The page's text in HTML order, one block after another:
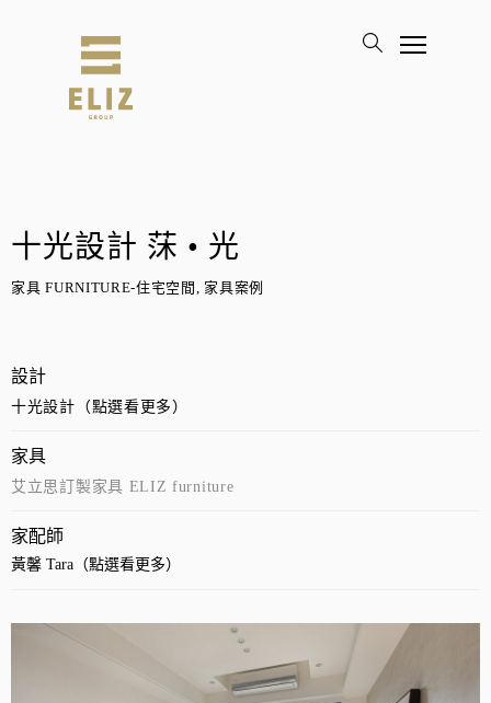
十光設計 莯 • 光
家具 FURNITURE-住宅空間, 家具案例
設計
十光設計（點選看更多）
家具
艾立思訂製家具 ELIZ furniture
家配師
黃馨 Tara（點選看更多）